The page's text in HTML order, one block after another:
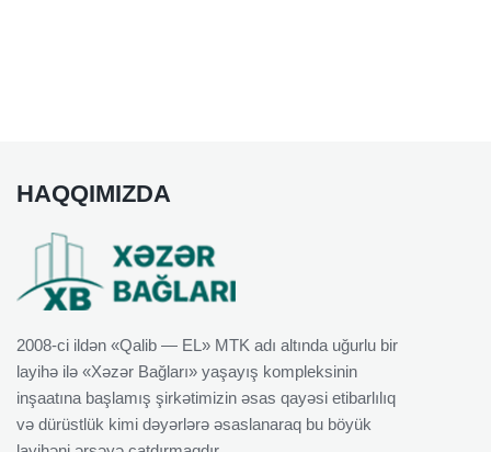
HAQQIMIZDA
2008-ci ildən «Qalib — EL» MTK adı altında uğurlu bir
layihə ilə «Xəzər Bağları» yaşayış kompleksinin
inşaatına başlamış şirkətimizin əsas qayəsi etibarlılıq
və dürüstlük kimi dəyərlərə əsaslanaraq bu böyük